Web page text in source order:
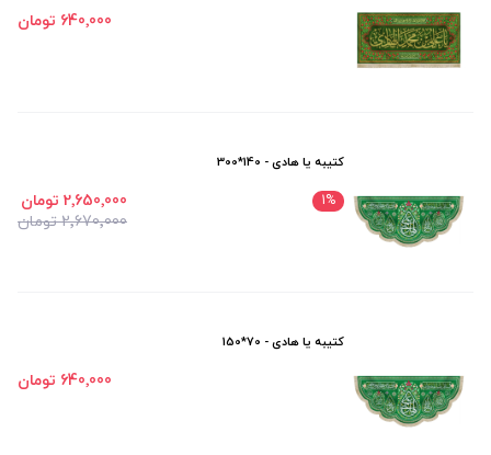
640٬000 تومان
کتیبه یا هادی - 140*300
1%
2٬670٬000 تومان
2٬650٬000 تومان
کتیبه یا هادی - 70*150
640٬000 تومان